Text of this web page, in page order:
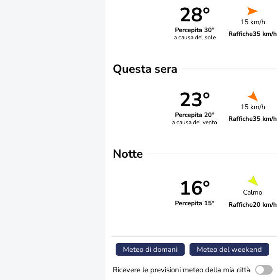
28°
Percepita 30°
a causa del sole
15 km/h
Raffiche35 km/h
Questa sera
23°
Percepita 20°
a causa del vento
15 km/h
Raffiche35 km/h
Notte
16°
Percepita 15°
Calmo
Raffiche20 km/h
Meteo di domani Meteo del weekend
Ricevere le previsioni meteo della mia città